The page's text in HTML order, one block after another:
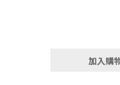
加入購